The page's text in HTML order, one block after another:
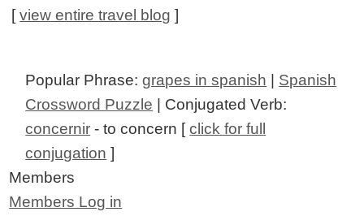
[view entire travel blog ]
Popular Phrase:grapes in spanish | Spanish
Crossword Puzzle | Conjugated Verb:
concernir - to concern [click for full
conjugation ]
Members
Members Log in